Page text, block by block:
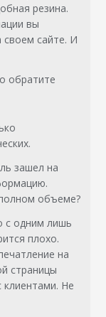
резина.
вы
своем сайте. И
обратите
зашел на
объеме?
с одним лишь
плохо.
на
страницы
Не